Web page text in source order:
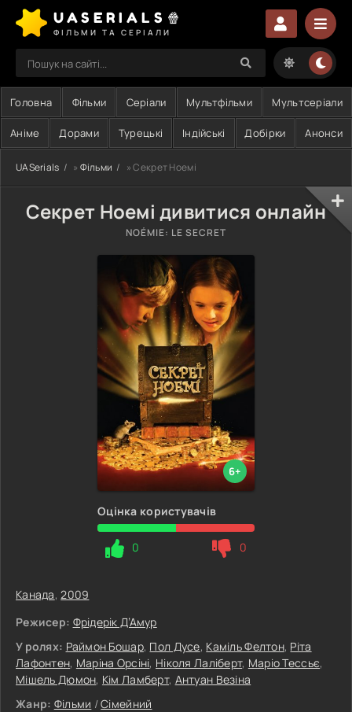
UASERIALS🍿
ФІЛЬМИ ТА СЕРІАЛИ
Головна Фільми Серіали Мультфільми Мультсеріали
Аніме Дорами Турецькі Індійські Добірки Анонси
UASerials » Фільми » Секрет Ноемі
Секрет Ноемі дивитися онлайн
NOÉMIE: LE SECRET
6+
Оцінка користувачів
0 0
Канада,2009
Режисер: Фрідерік Д’Амур
У ролях: Раймон Бошар, Пол Дусе, Каміль Фелтон, Ріта
Лафонтен, Маріна Орсіні, Ніколя Лаліберт, Маріо Тессьє,
Мішель Дюмон, Кім Ламберт, Антуан Везіна
Жанр: Фільми /Сімейний